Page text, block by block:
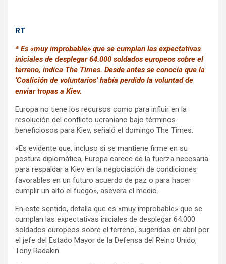
RT
* Es «muy improbable» que se cumplan las expectativas
iniciales de desplegar 64.000 soldados europeos sobre el
terreno, indica The Times. Desde antes se conocía que la
‘Coalición de voluntarios’ había perdido la voluntad de
enviar tropas a Kiev.
Europa no tiene los recursos como para influir en la
resolución del conflicto ucraniano bajo términos
beneficiosos para Kiev, señaló el domingo The Times.
«Es evidente que, incluso si se mantiene firme en su
postura diplomática, Europa carece de la fuerza necesaria
para respaldar a Kiev en la negociación de condiciones
favorables en un futuro acuerdo de paz o para hacer
cumplir un alto el fuego», asevera el medio.
En este sentido, detalla que es «muy improbable» que se
cumplan las expectativas iniciales de desplegar 64.000
soldados europeos sobre el terreno, sugeridas en abril por
el jefe del Estado Mayor de la Defensa del Reino Unido,
Tony Radakin.